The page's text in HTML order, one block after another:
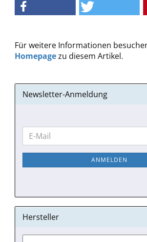
Für weitere Informationen
Homepagezu diesem Artikel.
Newsletter-Anmeldung
WEITER
ZUR
NEWSLETTER-
E-
Mail
ANMELDEN
Hersteller